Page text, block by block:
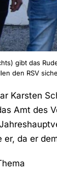
gibt das
den RSV
Karsten
Amt des
er, da er